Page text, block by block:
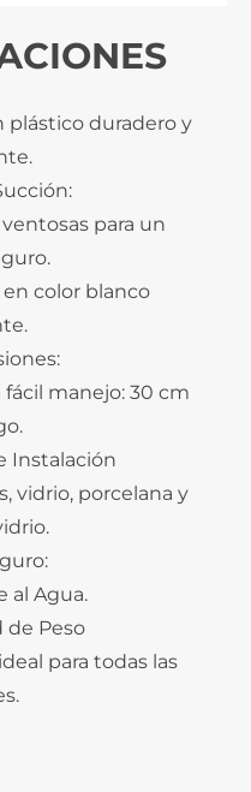
plástico duradero y
para un
en color blanco
manejo: 30 cm
Instalación
vidrio, porcelana y
al Agua.
de Peso
para todas las